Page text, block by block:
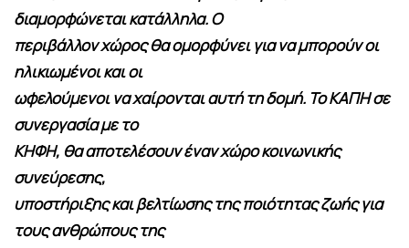
διαμορφώνεται κατάλληλα. Ο
περιβάλλον χώρος θα ομορφύνει για να μπορούν οι
ηλικιωμένοι και οι
ωφελούμενοι να χαίρονται αυτή τη δομή. Το ΚΑΠΗ σε
συνεργασία με το
ΚΗΦΗ, θα αποτελέσουν έναν χώρο κοινωνικής
συνεύρεσης,
υποστήριξης και βελτίωσης της ποιότητας ζωής για
τους ανθρώπους της